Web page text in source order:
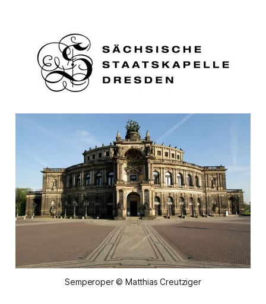
Semperoper © Matthias Creutziger